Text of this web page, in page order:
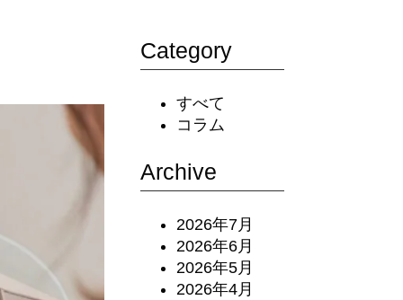
Category
すべて
コラム
Archive
2026年7月
2026年6月
2026年5月
2026年4月